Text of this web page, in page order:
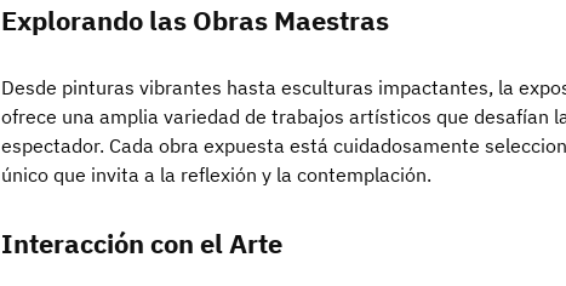
Explorando las Obras Maestras
Desde pinturas vibrantes hasta esculturas impactantes, la
ofrece una amplia variedad de trabajos artísticos que desafían
espectador. Cada obra expuesta está cuidadosamente
único que invita a la reflexión y la contemplación.
Interacción con el Arte